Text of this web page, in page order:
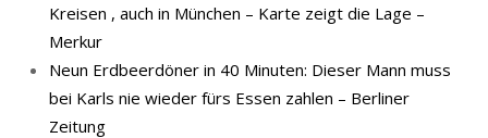
Kreisen , auch in München – Karte zeigt die Lage –
Merkur
Neun Erdbeerdöner in 40 Minuten: Dieser Mann muss
bei Karls nie wieder fürs Essen zahlen – Berliner
Zeitung